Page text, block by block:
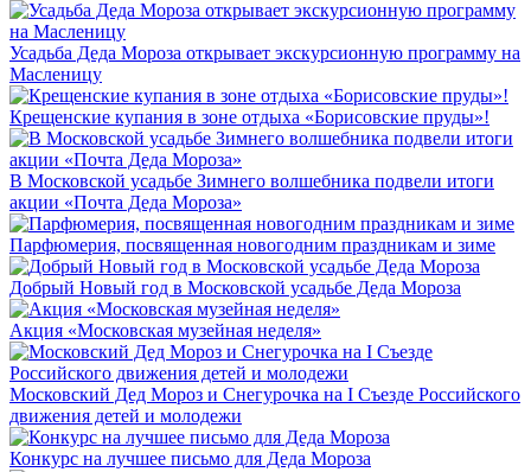
Усадьба Деда Мороза открывает экскурсионную программу на
Масленицу
Крещенские купания в зоне отдыха «Борисовские пруды»!
В Московской усадьбе Зимнего волшебника подвели итоги
акции «Почта Деда Мороза»
Парфюмерия, посвященная новогодним праздникам и зиме
Добрый Новый год в Московской усадьбе Деда Мороза
Акция «Московская музейная неделя»
Московский Дед Мороз и Снегурочка на I Съезде Российского
движения детей и молодежи
Конкурс на лучшее письмо для Деда Мороза